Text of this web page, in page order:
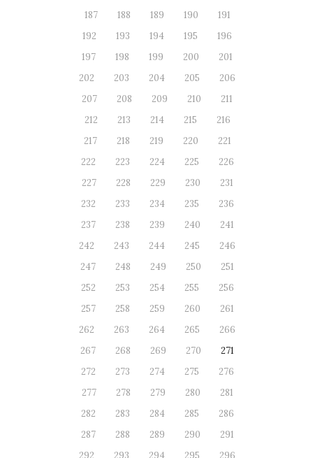
187
188 189 190
191
192
193 194 195
196
197
198 199 200
201
202
203 204 205
206
207
208 209 210
211
212
213 214 215
216
217
218 219 220
221
222
223 224 225
226
227
228 229 230
231
232
233 234 235
236
237
238 239 240
241
242
243 244 245
246
247
248 249 250
251
252
253 254 255
256
257
258 259 260
261
262
263 264 265
266
267
268 269 270
271
272
273 274 275
276
277
278 279 280
281
282
283 284 285
286
287
288 289 290
291
292
293 294 295
296